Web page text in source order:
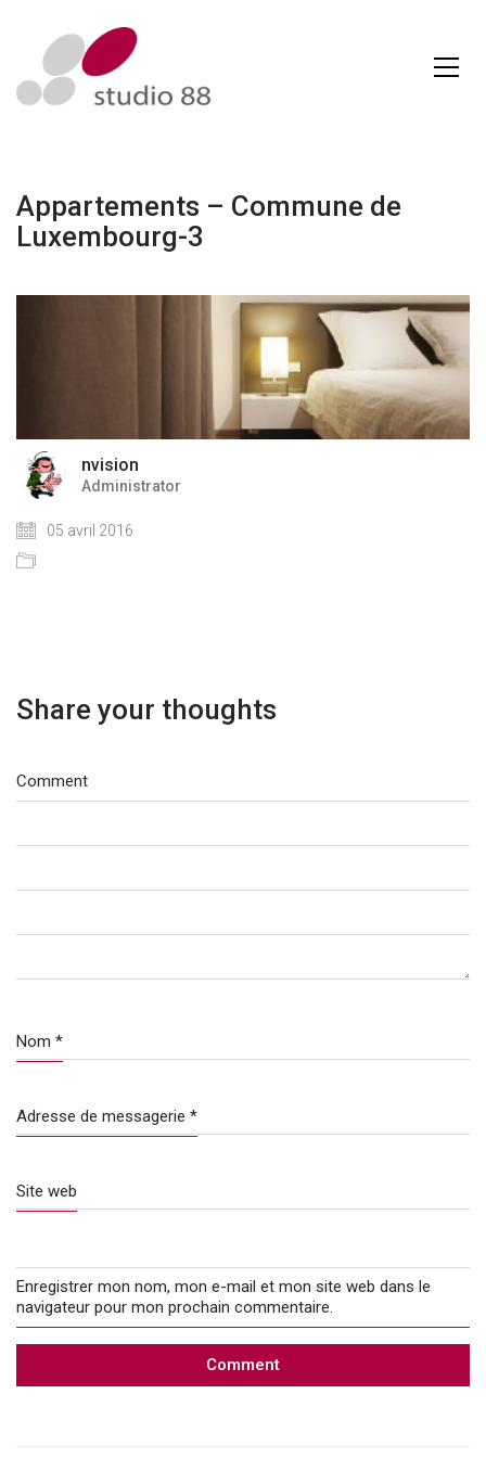
Appartements – Commune de
Luxembourg-3
nvision
Administrator
05 avril 2016
Share your thoughts
Comment
Nom *
Adresse de messagerie *
Site web
Enregistrer mon nom, mon e-mail et mon site web dans le
navigateur pour mon prochain commentaire.